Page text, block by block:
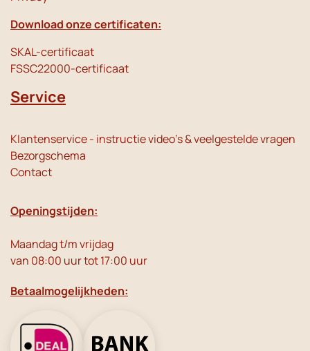
Download onze certificaten:
SKAL-certificaat
FSSC22000-certificaat
Service
Klantenservice - instructie video's & veelgestelde vragen
Bezorgschema
Contact
Openingstijden:
Maandag t/m vrijdag
van 08:00 uur tot 17:00 uur
Betaalmogelijkheden: